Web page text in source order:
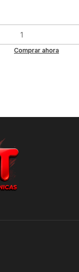
Comprar ahora